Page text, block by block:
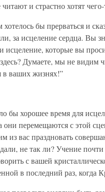
и страстно хотят
хотелось бы прерваться и
за исцеление сердца. Вы
исцеление, которые вы
Думаете, мы не видим
в ваших жизнях!”
бы хорошее время для
они перемещаются с этой
из вас праздновать
не так ли? Учение
с вашей
в последний раз,